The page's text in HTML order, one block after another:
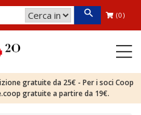
(0)
gratuite da 25€ - Per i soci Coop
gratuite a partire da 19€.